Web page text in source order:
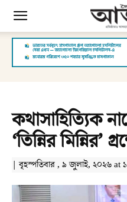
কথাসাহিত্যিক
‘তিন্নির মিন্নির’
| বৃহস্পতিবার , ৯ জুলাই, ২০২৬ at